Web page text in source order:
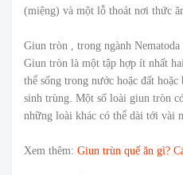
(miệng) và một lỗ thoát nơi thức
Giun tròn , trong ngành
Giun tròn là một tập hợp ít nhất
thể sống trong nước hoặc đất
sinh trùng. Một số loài giun tròn
những loài khác có thể dài tới vài
Xem thêm: Giun trùn quế ăn gì?